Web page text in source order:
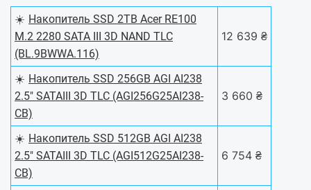
☀️ Накопитель SSD 2TB Acer RE100
M.2 2280 SATA III 3D NAND TLC
(BL.9BWWA.116)
12 639 ₴
☀️ Накопитель SSD 256GB AGI AI238
2.5" SATAIII 3D TLC (AGI256G25AI238-
CB)
3 660 ₴
☀️ Накопитель SSD 512GB AGI AI238
2.5" SATAIII 3D TLC (AGI512G25AI238-
CB)
6 754 ₴